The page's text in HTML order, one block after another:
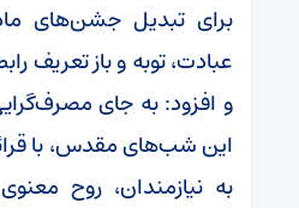
برای تبدیل جشن‌های
عبادت، توبه و باز تعریف
و افزود: به جای
این شب‌های مقدس، با
به نیازمندان، روح